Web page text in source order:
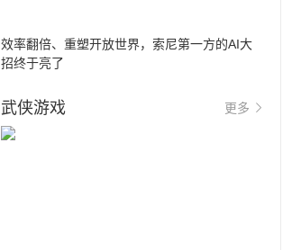
效率翻倍、重塑开放世界，索尼第一方的AI大
招终于亮了
武侠游戏 更多